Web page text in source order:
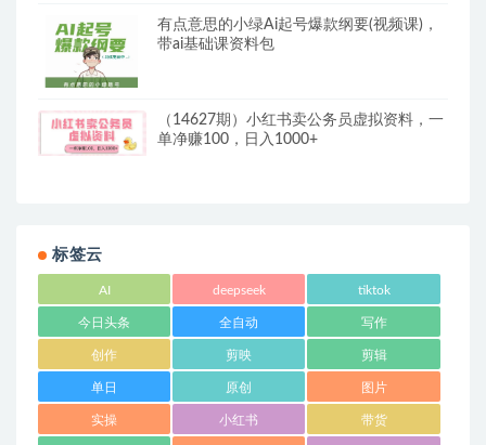
有点意思的小绿Ai起号爆款纲要(视频课)，​
带ai基础课资料包
（14627期）小红书卖公务员虚拟资料，一
单净赚100，日入1000+
标签云
AI deepseek tiktok
今日头条 全自动 写作
创作 剪映 剪辑
单日 原创 图片
实操 小红书 带货